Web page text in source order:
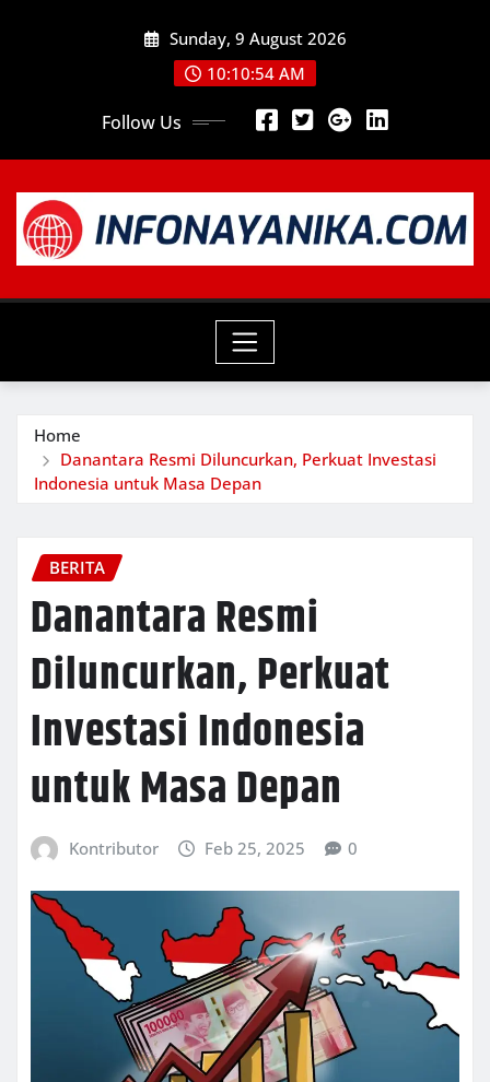
Sunday, 9 August 2026
10:10:55 AM
Follow Us
Home
Danantara Resmi Diluncurkan, Perkuat Investasi
Indonesia untuk Masa Depan
BERITA
Danantara Resmi
Diluncurkan, Perkuat
Investasi Indonesia
untuk Masa Depan
Kontributor Feb 25, 2025 0